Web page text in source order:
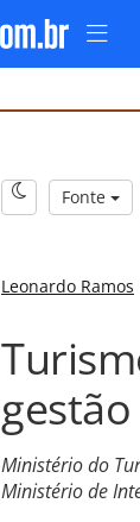
Fonte
Leonardo Ramos
Ministério do
Ministério de